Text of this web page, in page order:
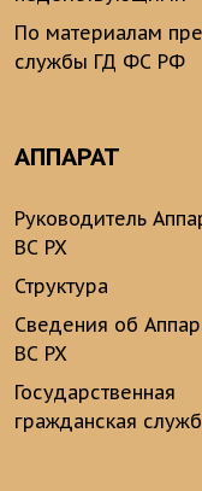
По материалам
службы ГД ФС РФ
АППАРАТ
Руководитель
ВС РХ
Структура
Сведения об
ВС РХ
Государственная
гражданская